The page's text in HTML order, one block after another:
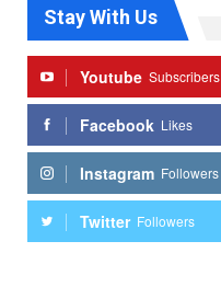
Stay With Us
Youtube Subscribers
Facebook Likes
Instagram Followers
Twitter Followers